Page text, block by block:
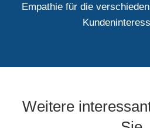
Empathie für die
Weitere